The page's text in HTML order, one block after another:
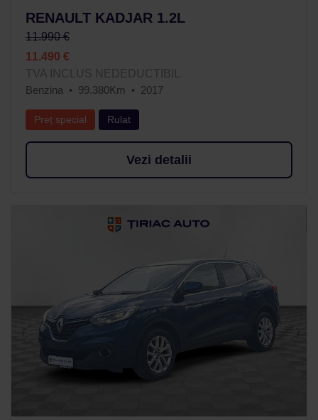
RENAULT KADJAR 1.2L
11.990 €
11.490 €
TVA INCLUS NEDEDUCTIBIL
Benzina
99.380Km 2017
Preț special Rulat
Vezi detalii